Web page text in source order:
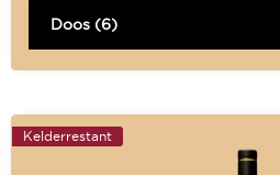
Doos (6)
Kelderrestant